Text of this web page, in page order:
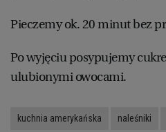
Pieczemy ok. 20 minut bez
Po wyjęciu posypujemy
ulubionymi owocami.
kuchnia amerykańska naleśniki